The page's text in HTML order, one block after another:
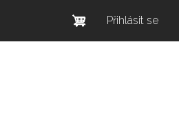
Menu
Přihlásit se